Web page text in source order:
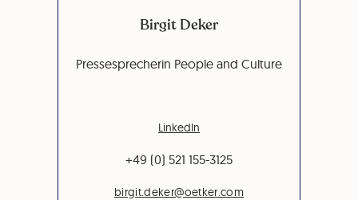
Birgit Deker
Pressesprecherin People and Culture
LinkedIn
+49 (0) 521 155-3125
birgit.deker@oetker.com